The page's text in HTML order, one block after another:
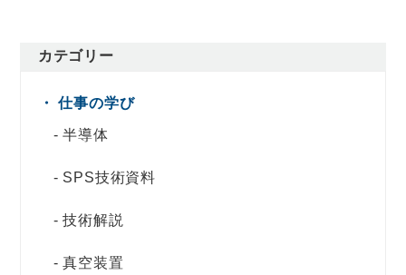
カテゴリー
仕事の学び
半導体
SPS技術資料
技術解説
真空装置